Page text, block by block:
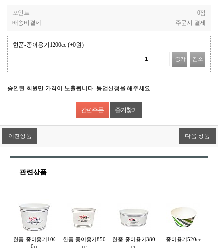
포인트
0점
배송비결제
주문시 결제
한품-종이용기1200cc (+0원)
증가 감소
승인된 회원만 가격이 노출됩니다. 등업신청을 해주세요
즐겨찾기
이전상품 다음 상품
관련상품
한품-종이용기100
0cc
한품-종이용기850
cc
한품-종이용기380
cc
종이용기520cc